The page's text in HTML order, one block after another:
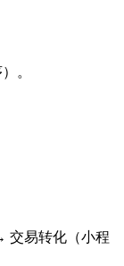
。
交易转化（小程